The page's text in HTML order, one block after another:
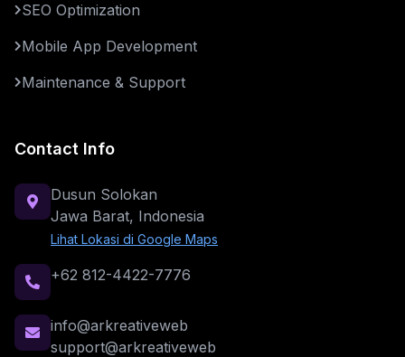
SEO Optimization
Mobile App Development
Maintenance & Support
Contact Info
Dusun Solokan
Jawa Barat, Indonesia
Lihat Lokasi di Google Maps
+62 812-4422-7776
info@arkreativeweb
support@arkreativeweb